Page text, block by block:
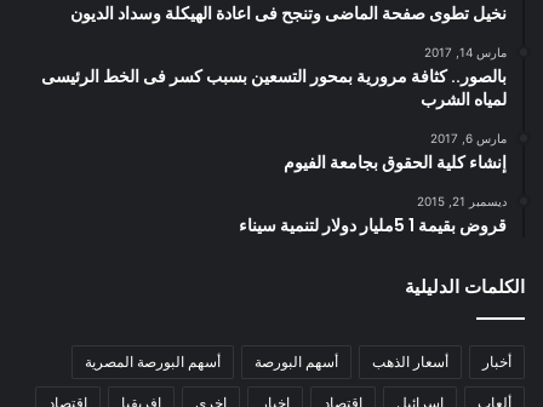
نخيل تطوى صفحة الماضى وتنجح فى اعادة الهيكلة وسداد الديون
مارس 14, 2017
بالصور.. كثافة مرورية بمحور التسعين بسبب كسر فى الخط الرئيسى
لمياه الشرب
مارس 6, 2017
إنشاء كلية الحقوق بجامعة الفيوم
ديسمبر 21, 2015
قروض بقيمة 1 5مليار دولار لتنمية سيناء
الكلمات الدليلية
أخبار أسعار الذهب أسهم البورصة أسهم البورصة المصرية
ألعاب إسرائيل إقتصاد اخبار اخري افريقيا اقتصاد